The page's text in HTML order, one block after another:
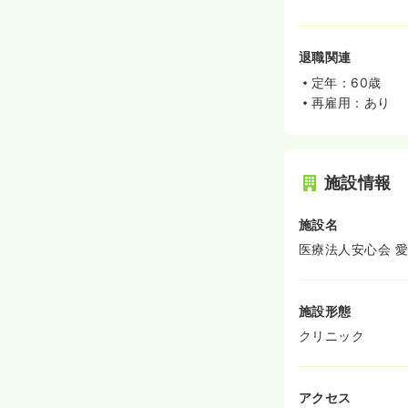
退職関連
定年：60歳
再雇用：あり
施設情報
施設名
医療法人安心会
施設形態
クリニック
アクセス